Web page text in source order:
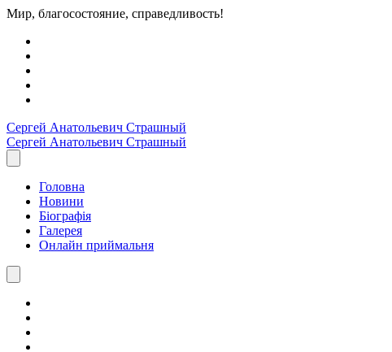
Мир, благосостояние, справедливость!
Сергей Анатольевич Страшный
Сергей Анатольевич Страшный
Головна
Новини
Біографія
Галерея
Онлайн приймальня